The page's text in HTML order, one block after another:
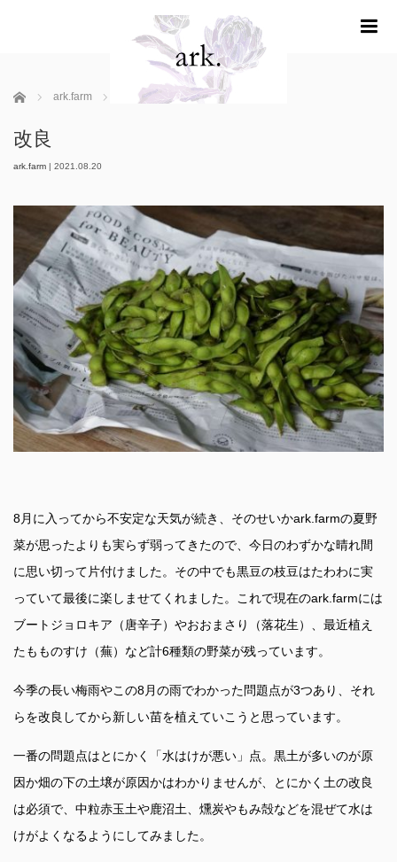
ホーム ark.farm 改良
改良
ark.farm | 2021.08.20
8月に入ってから不安定な天気が続き、そのせいかark.farmの夏野
菜が思ったよりも実らず弱ってきたので、今日のわずかな晴れ間
に思い切って片付けました。その中でも黒豆の枝豆はたわわに実
っていて最後に楽しませてくれました。これで現在のark.farmには
ブートジョロキア（唐辛子）やおおまさり（落花生）、最近植え
たもものすけ（蕪）など計6種類の野菜が残っています。
今季の長い梅雨やこの8月の雨でわかった問題点が3つあり、それ
らを改良してから新しい苗を植えていこうと思っています。
一番の問題点はとにかく「水はけが悪い」点。黒土が多いのが原
因か畑の下の土壌が原因かはわかりませんが、とにかく土の改良
は必須で、中粒赤玉土や鹿沼土、燻炭やもみ殻などを混ぜて水は
けがよくなるようにしてみました。